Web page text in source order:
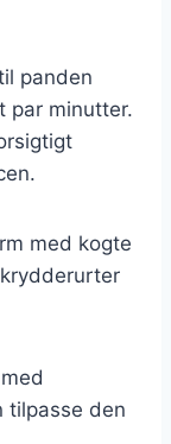
panden
par minutter.
med kogte
tilpasse den